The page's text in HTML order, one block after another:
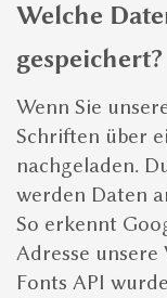
Welche
gespeichert?
Wenn Sie
Schriften über
nachgeladen.
werden Daten
So erkennt
Adresse unsere
Fonts API